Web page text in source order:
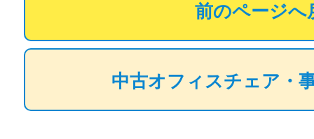
前のページへ
中古オフィスチェア・